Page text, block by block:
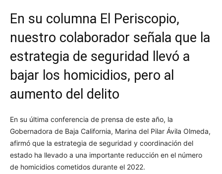
En su columna El Periscopio,
nuestro colaborador señala que la
estrategia de seguridad llevó a
bajar los homicidios, pero al
aumento del delito
En su última conferencia de prensa de este año, la
Gobernadora de Baja California, Marina del Pilar Ávila Olmeda,
afirmó que la estrategia de seguridad y coordinación del
estado ha llevado a una importante reducción en el número
de homicidios cometidos durante el 2022.